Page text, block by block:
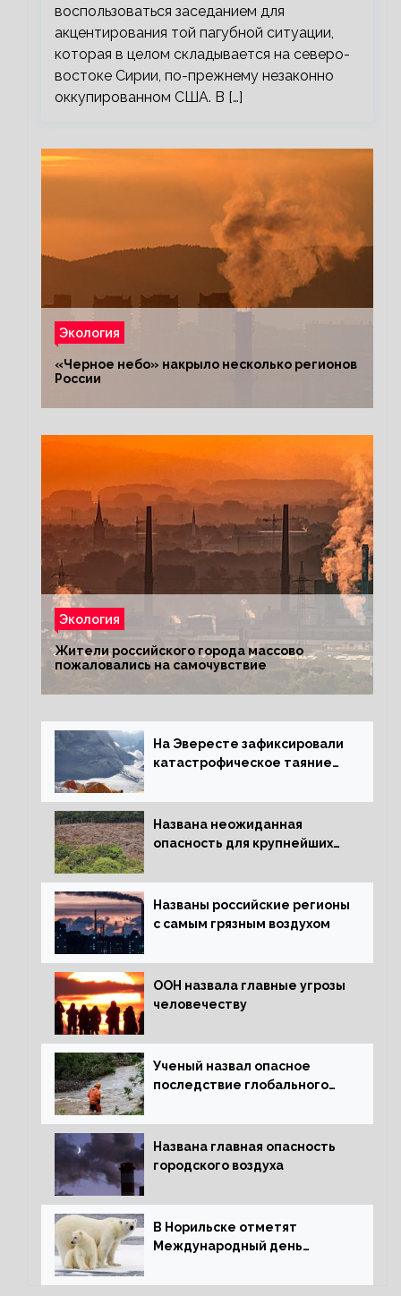
воспользоваться заседанием для
акцентирования той пагубной ситуации,
которая в целом складывается на северо-
востоке Сирии, по-прежнему незаконно
оккупированном США. В […]
Экология
«Черное небо» накрыло несколько регионов
России
Экология
Жители российского города массово
пожаловались на самочувствие
На Эвересте зафиксировали
катастрофическое таяние
Названа неожиданная
опасность для крупнейших
Названы российские регионы
с самым грязным воздухом
ООН назвала главные угрозы
человечеству
Ученый назвал опасное
последствие глобального
Названа главная опасность
городского воздуха
В Норильске отметят
Международный день